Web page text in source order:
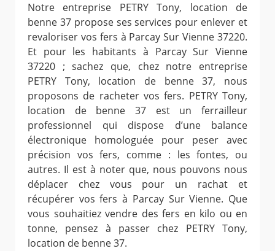
Notre entreprise PETRY Tony, location de
benne 37 propose ses services pour enlever et
revaloriser vos fers à Parcay Sur Vienne 37220.
Et pour les habitants à Parcay Sur Vienne
37220 ; sachez que, chez notre entreprise
PETRY Tony, location de benne 37, nous
proposons de racheter vos fers. PETRY Tony,
location de benne 37 est un ferrailleur
professionnel qui dispose d’une balance
électronique homologuée pour peser avec
précision vos fers, comme : les fontes, ou
autres. Il est à noter que, nous pouvons nous
déplacer chez vous pour un rachat et
récupérer vos fers à Parcay Sur Vienne. Que
vous souhaitiez vendre des fers en kilo ou en
tonne, pensez à passer chez PETRY Tony,
location de benne 37.